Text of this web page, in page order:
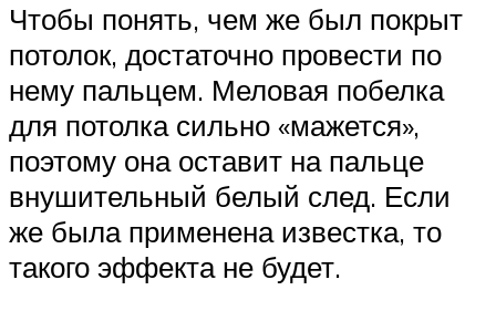
Чтобы понять, чем же был покрыт
потолок, достаточно провести по
нему пальцем. Меловая побелка
для потолка сильно «мажется»,
поэтому она оставит на пальце
внушительный белый след. Если
же была применена известка, то
такого эффекта не будет.